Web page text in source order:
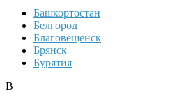
Башкортостан
Белгород
Благовещенск
Брянск
Бурятия
В